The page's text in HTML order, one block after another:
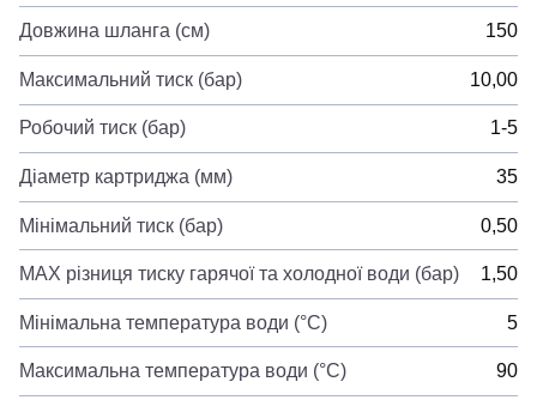
Довжина шланга (см) 150
Максимальний тиск (бар) 10,00
Робочий тиск (бар) 1-5
Діаметр картриджа (мм) 35
Мінімальний тиск (бар) 0,50
MAX різниця тиску гарячої та холодної води (бар) 1,50
Мінімальна температура води (°C) 5
Максимальна температура води (°C) 90